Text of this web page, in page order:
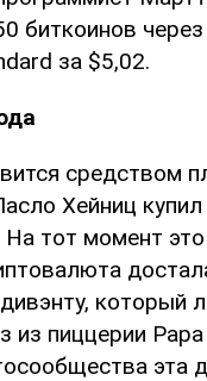
биткоинов через
за $5,02.
средством
Хейниц
На тот момент
который
из пиццерии Papa
эта